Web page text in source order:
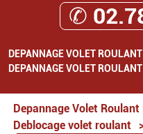
✆
DEPANNAGE VOLET
DEPANNAGE VOLET ROULANT
Depannage Volet Roulant
Deblocage volet roulant